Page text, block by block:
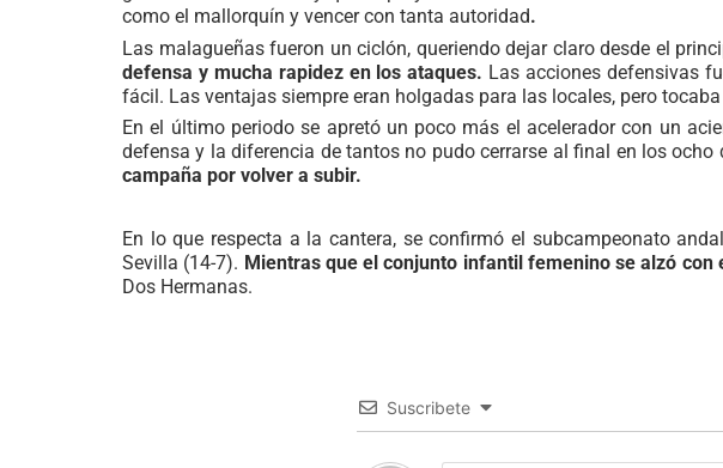
como el mallorquín y vencer con tanta autoridad.
Las malagueñas fueron un ciclón, queriendo dejar claro desde el
defensa y mucha rapidez en los ataques. Las acciones defensivas
fácil. Las ventajas siempre eran holgadas para las locales, pero
En el último periodo se apretó un poco más el acelerador con un
defensa y la diferencia de tantos no pudo cerrarse al final en los ocho
campaña por volver a subir.
En lo que respecta a la cantera, se confirmó el subcampeonato
Sevilla (14-7). Mientras que el conjunto infantil femenino se alzó
Dos Hermanas.
Suscribete